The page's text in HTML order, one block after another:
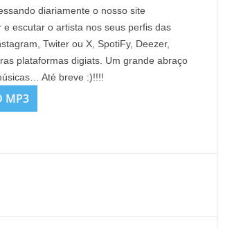
diariamente o nosso site
e escutar o artista nos seus perfis das
Twiter ou X, SpotiFy, Deezer,
plataformas digiats. Um grande abraço
Até breve :)!!!!
MP3